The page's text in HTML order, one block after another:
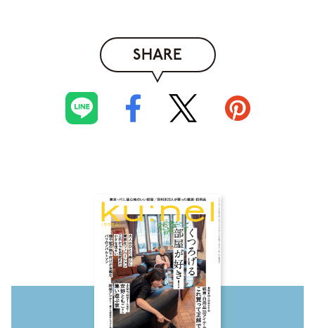
SHARE